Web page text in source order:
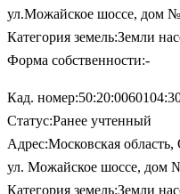
ул.Можайское шоссе, дом №
Категория земель:Земли
Форма собственности:-
Кад.
Статус:Ранее учтенный
Адрес:Московская
ул. Можайское шоссе, дом
Категория земель:Земли